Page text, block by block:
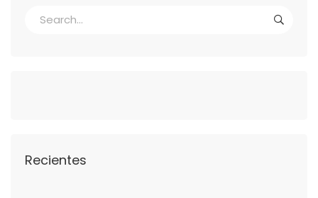
Recientes